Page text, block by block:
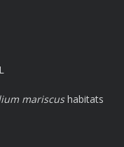
mariscushabitats